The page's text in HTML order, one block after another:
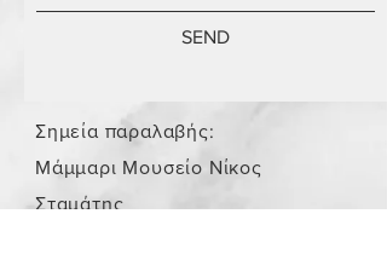
SEND
Σημεία παραλαβής:
Μάμμαρι Μουσείο Νίκος
Σταμάτης